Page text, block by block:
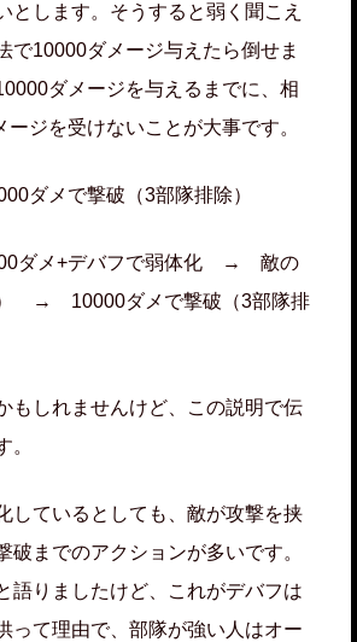
とします。そうすると弱く聞こえ
で10000ダメージ与えたら倒せま
ダメージを与えるまでに、相
ジを受けないことが大事です。
メで撃破（3部隊排除）
メ+デバフで弱体化 → 敵の
→ 10000ダメで撃破（3部隊排
もしれませんけど、この説明で伝
。
しているとしても、敵が攻撃を挟
破までのアクションが多いです。
語りましたけど、これがデバフは
って理由で、部隊が強い人はオー